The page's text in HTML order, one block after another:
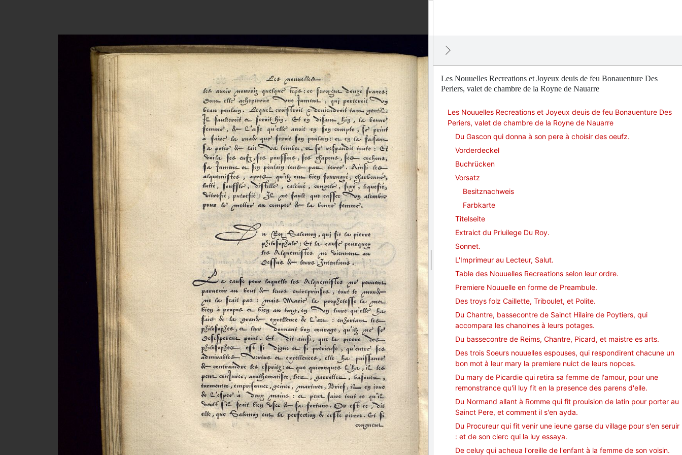
Les Nouuelles Recreations et Joyeux deuis de feu Bonauenture Des
Periers, valet de chambre de la Royne de Nauarre
Les Nouuelles Recreations et Joyeux deuis de feu Bonauenture Des
Periers, valet de chambre de la Royne de Nauarre
Du Gascon qui donna à son pere à choisir des oeufz.
Vorderdeckel
Buchrücken
Vorsatz
Besitznachweis
Farbkarte
Titelseite
Extraict du Priuilege Du Roy.
Sonnet.
L'Imprimeur au Lecteur, Salut.
Table des Nouuelles Recreations selon leur ordre.
Premiere Nouuelle en forme de Preambule.
Des troys folz Caillette, Triboulet, et Polite.
Du Chantre, bassecontre de Sainct Hilaire de Poytiers, qui
accompara les chanoines à leurs potages.
Du bassecontre de Reims, Chantre, Picard, et maistre es arts.
Des trois Soeurs nouuelles espouses, qui respondirent chacune un
bon mot à leur mary la premiere nuict de leurs nopces.
Du mary de Picardie qui retira sa femme de l'amour, pour une
remonstrance qu'il luy fit en la presence des parens d'elle.
Du Normand allant à Romme qui fit prouision de latin pour porter au
Sainct Pere, et comment il s'en ayda.
Du Procureur qui fit venir une ieune garse du village pour s'en seruir
: et de son clerc qui la luy essaya.
De celuy qui acheua l'oreille de l'enfant à la femme de son voisin.